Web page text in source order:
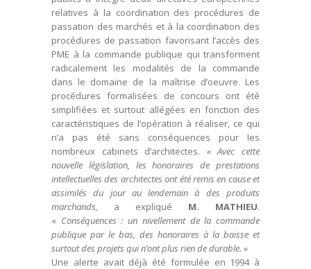
relatives à la coordination des procédures de
passation des marchés et à la coordination des
procédures de passation favorisant l’accès des
PME à la commande publique qui transforment
radicalement les modalités de la commande
dans le domaine de la maîtrise d’oeuvre. Les
procédures formalisées de concours ont été
simplifiées et surtout allégées en fonction des
caractéristiques de l’opération à réaliser, ce qui
n’a pas été sans conséquences pour les
nombreux cabinets d’architectes. « Avec cette
nouvelle législation, les honoraires de prestations
intellectuelles des architectes ont été remis en cause et
assimilés du jour au lendemain à des produits
marchands, a expliqué M. MATHIEU.
« Conséquences : un nivellement de la commande
publique par le bas, des honoraires à la baisse et
surtout des projets qui n’ont plus rien de durable. »
Une alerte avait déjà été formulée en 1994 à